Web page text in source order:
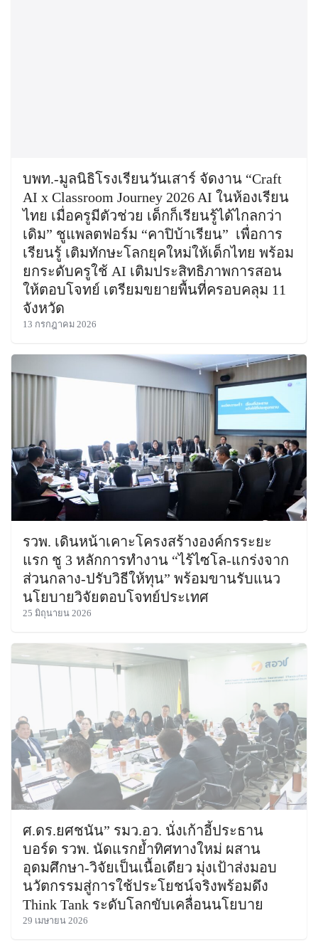
บพท.-มูลนิธิโรงเรียนวันเสาร์ จัดงาน “Craft
AI x Classroom Journey 2026 AI ในห้องเรียน
ไทย เมื่อครูมีตัวช่วย เด็กก็เรียนรู้ได้ไกลกว่า
เดิม” ชูแพลตฟอร์ม “คาปิบ้าเรียน” เพื่อการ
เรียนรู้ เติมทักษะโลกยุคใหม่ให้เด็กไทย พร้อม
ยกระดับครูใช้ AI เติมประสิทธิภาพการสอน
ให้ตอบโจทย์ เตรียมขยายพื้นที่ครอบคลุม 11
จังหวัด
13 กรกฎาคม 2026
รวพ. เดินหน้าเคาะโครงสร้างองค์กรระยะ
แรก ชู 3 หลักการทำงาน “ไร้ไซโล-แกร่งจาก
ส่วนกลาง-ปรับวิธีให้ทุน” พร้อมขานรับแนว
นโยบายวิจัยตอบโจทย์ประเทศ
25 มิถุนายน 2026
ศ.ดร.ยศชนัน” รมว.อว. นั่งเก้าอี้ประธาน
บอร์ด รวพ. นัดแรกย้ำทิศทางใหม่ ผสาน
อุดมศึกษา-วิจัยเป็นเนื้อเดียว มุ่งเป้าส่งมอบ
นวัตกรรมสู่การใช้ประโยชน์จริงพร้อมดึง
Think Tank ระดับโลกขับเคลื่อนนโยบาย
29 เมษายน 2026